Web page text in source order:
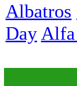
Albatros
Day Alfa